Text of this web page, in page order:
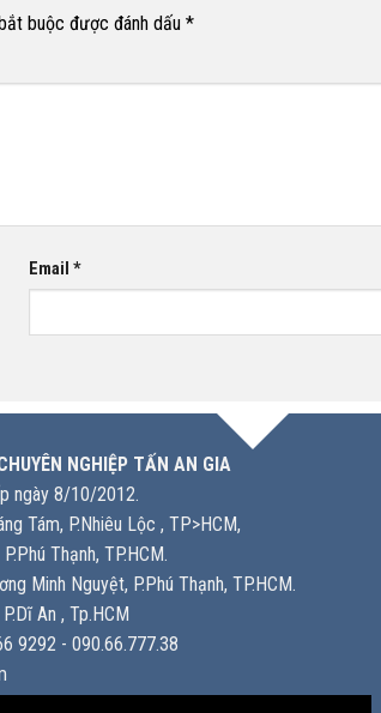
buộc được đánh dấu *
Email*
NGHIỆP TẤN AN GIA
ngày 8/10/2012.
Tám, P.Nhiêu Lộc , TP>HCM,
Thạnh, TP.HCM.
Minh Nguyệt, P.Phú Thạnh, TP.HCM.
An , Tp.HCM
9292 - 090.66.777.38